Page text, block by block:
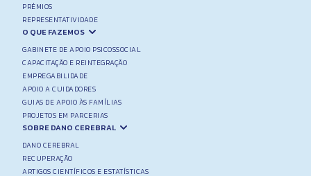
PRÉMIOS
REPRESENTATIVIDADE
O QUE FAZEMOS
GABINETE DE APOIO PSICOSSOCIAL
CAPACITAÇÃO E REINTEGRAÇÃO
EMPREGABILIDADE
APOIO A CUIDADORES
GUIAS DE APOIO ÀS FAMÍLIAS
PROJETOS EM PARCERIAS
SOBRE DANO CEREBRAL
DANO CEREBRAL
RECUPERAÇÃO
ARTIGOS CIENTÍFICOS E ESTATÍSTICAS